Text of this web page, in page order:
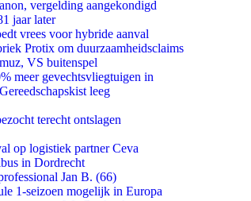
vergelding aangekondigd
jaar later
vrees voor hybride aanval
Protix om duurzaamheidsclaims
VS buitenspel
meer gevechtsvliegtuigen in
leeg
terecht ontslagen
op logistiek partner Ceva
in Dordrecht
Jan B. (66)
1-seizoen mogelijk in Europa